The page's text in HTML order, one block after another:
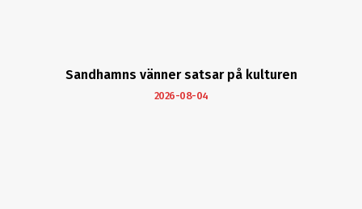
Sandhamns vänner satsar på kulturen
2026-08-04